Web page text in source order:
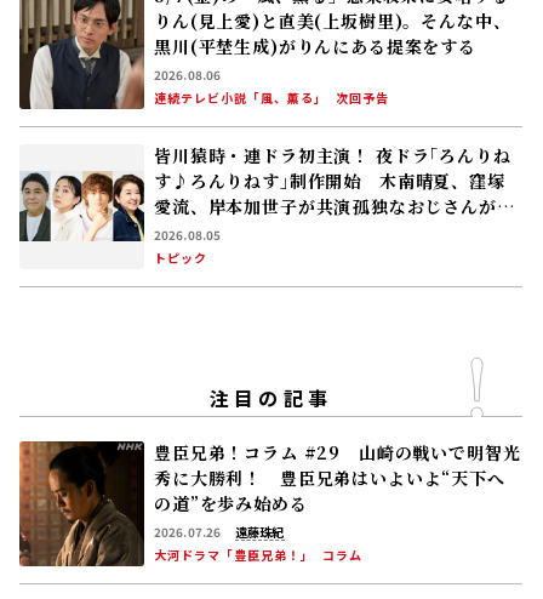
りん(見上愛)と直美(上坂樹里)。そんな中、
黒川(平埜生成)がりんにある提案をする
2026.08.06
連続テレビ小説「風、薫る」
次回予告
皆川猿時・連ドラ初主演！ 夜ドラ｢ろんりね
す♪ろんりねす｣制作開始 木南晴夏、窪塚
愛流、岸本加世子が共演――孤独なおじさんが､
人生でやり残したことに向き合う
2026.08.05
トピック
注目の記事
豊臣兄弟！コラム #29 山崎の戦いで明智光
秀に大勝利！ 豊臣兄弟はいよいよ“天下へ
の道”を歩み始める
2026.07.26
遠藤珠紀
大河ドラマ「豊臣兄弟！」
コラム